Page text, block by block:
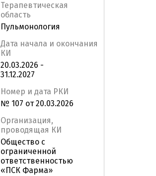
Терапевтическая
область
Пульмонология
Дата начала и окончания
КИ
20.03.2026 -
31.12.2027
Номер и дата РКИ
№ 107 от 20.03.2026
Организация,
проводящая КИ
Общество с
ограниченной
ответственностью
«ПСК Фарма»